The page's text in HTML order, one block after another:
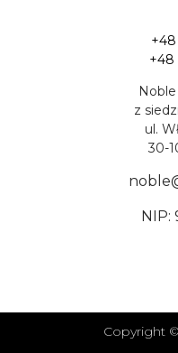
+48
+48
z
ul.
30-
NIP:
Copyright